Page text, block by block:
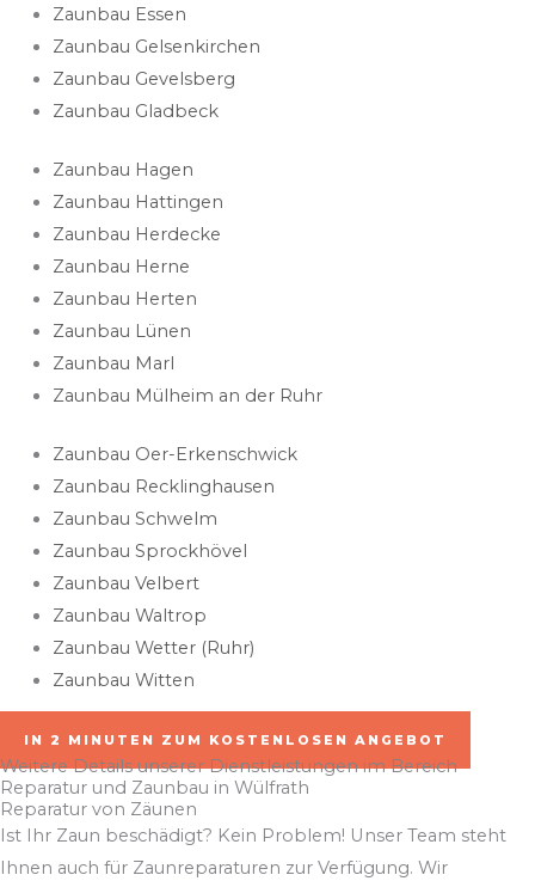
Zaunbau Essen
Zaunbau Gelsenkirchen
Zaunbau Gevelsberg
Zaunbau Gladbeck
Zaunbau Hagen
Zaunbau Hattingen
Zaunbau Herdecke
Zaunbau Herne
Zaunbau Herten
Zaunbau Lünen
Zaunbau Marl
Zaunbau Mülheim an der Ruhr
Zaunbau Oer-Erkenschwick​
Zaunbau Recklinghausen​
Zaunbau Schwelm​
Zaunbau Sprockhövel​
Zaunbau Velbert​
Zaunbau Waltrop​
Zaunbau Wetter (Ruhr)​
Zaunbau Witten
IN 2 MINUTEN ZUM KOSTENLOSEN ANGEBOT
Weitere Details unserer Dienstleistungen im Bereich
Reparatur und Zaunbau in Wülfrath
Reparatur von Zäunen
Ist Ihr Zaun beschädigt? Kein Problem! Unser Team steht
Ihnen auch für Zaunreparaturen zur Verfügung. Wir